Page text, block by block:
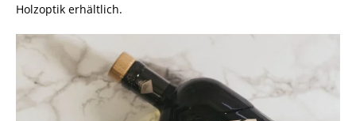
Holzoptik erhältlich.